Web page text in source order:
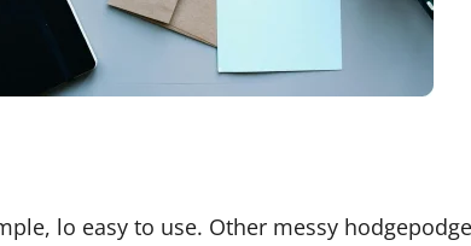
lo easy to use. Other messy hodgepodge